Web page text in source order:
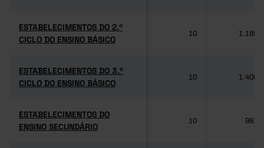
ESTABELECIMENTOS DO 2.º
CICLO DO ENSINO BÁSICO
ESTABELECIMENTOS DO 2.º
CICLO DO ENSINO BÁSICO
10 1.189
ESTABELECIMENTOS DO 3.º
CICLO DO ENSINO BÁSICO
ESTABELECIMENTOS DO 3.º
CICLO DO ENSINO BÁSICO
10 1.406
ESTABELECIMENTOS DO
ENSINO SECUNDÁRIO
ESTABELECIMENTOS DO
ENSINO SECUNDÁRIO
10 981